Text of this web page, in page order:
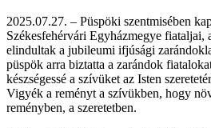
2025.07.27. – Püspöki szentmisében
Székesfehérvári Egyházmegye fiataljai,
elindultak a jubileumi ifjúsági
püspök arra biztatta a zarándok
készségessé a szívüket az Isten
Vigyék a reményt a szívükben, hogy
reményben, a szeretetben.